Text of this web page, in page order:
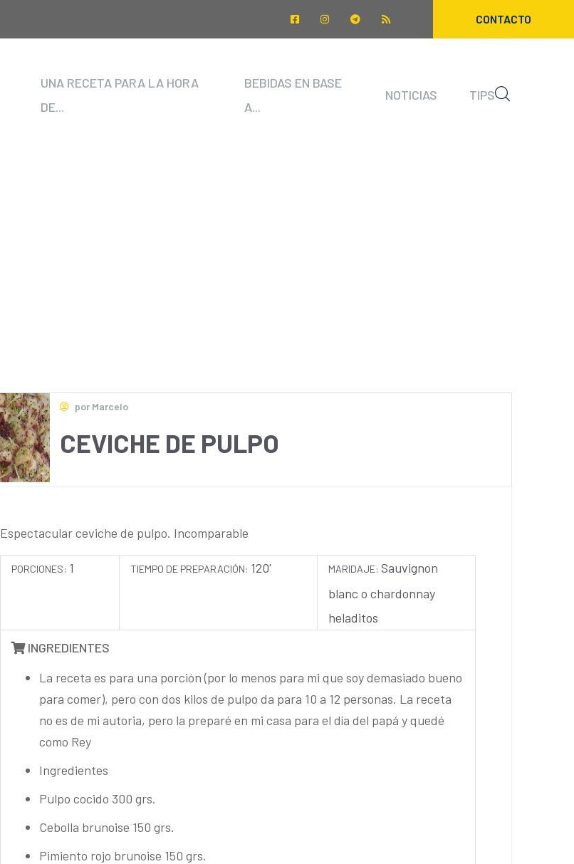
CONTACTO
UNA RECETA PARA LA HORA
DE...
BEBIDAS EN BASE
A...
NOTICIAS TIPS
por Marcelo
CEVICHE DE PULPO
Espectacular ceviche de pulpo. Incomparable
PORCIONES: 1 TIEMPO DE PREPARACIÓN: 120' MARIDAJE:Sauvignon
blanc o chardonnay
heladitos
INGREDIENTES
La receta es para una porción (por lo menos para mi que soy demasiado bueno
para comer), pero con dos kilos de pulpo da para 10 a 12 personas. La receta
no es de mi autoria, pero la preparé en mi casa para el día del papá y quedé
como Rey
Ingredientes
Pulpo cocido 300 grs.
Cebolla brunoise 150 grs.
Pimiento rojo brunoise 150 grs.